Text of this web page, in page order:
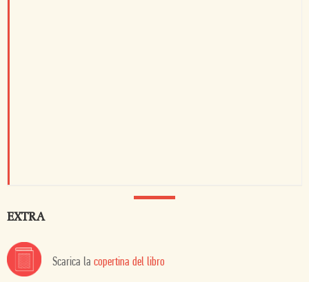
EXTRA
Scarica la copertina del libro